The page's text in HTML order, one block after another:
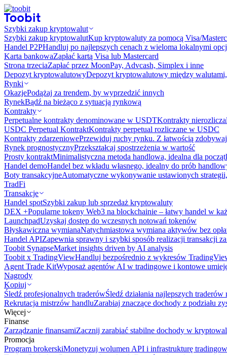
Szybki zakup kryptowalut
Szybki zakup kryptowalutKup kryptowaluty za pomocą Visa/
Handel P2PHandluj po najlepszych cenach z wieloma lokalnymi
Karta bankowaZapłać kartą Visa lub Mastercard
Strona trzeciaZapłać przez MoonPay, Advcash, Simplex i inne
Depozyt kryptowalutowyDepozyt kryptowalutowy między
Rynki
OkazjePodążaj za trendem, by wyprzedzić innych
RynekBądź na bieżąco z sytuacją rynkową
Kontrakty
Perpetualne kontrakty denominowane w USDTKontrakty
USDC Perpetual KontraktKontrakty perpetual rozliczane w USDC
Kontrakty zdarzeniowePrzewiduj ruchy rynku. Z łatwością
Rynek prognostyczny​​Przekształcaj spostrzeżenia w wartość
Prosty kontraktMinimalistyczna metoda handlowa, idealna dla
Handel demoHandel bez wkładu własnego, idealny do prób
Boty transakcyjneAutomatyczne wykonywanie ustawionych
TradFi
Transakcje
Handel spotSzybki zakup lub sprzedaż kryptowaluty
DEX +Popularne tokeny Web3 na blockchainie – łatwy handel w
LaunchpadUzyskaj dostęp do wczesnych notowań tokenów
Błyskawiczna wymianaNatychmiastowa wymiana aktywów bez
Handel APIZapewnia sprawny i szybki sposób realizacji transakcji
Toobit SynapseMarket insights driven by AI analysis
Toobit x TradingViewHandluj bezpośrednio z wykresów
Agent Trade KitWyposaż agentów AI w tradingowe i kontowe
Nagrody
Kopiuj
Śledź profesjonalnych traderówŚledź działania najlepszych traderów
Rekrutacja mistrzów handluZarabiaj znaczące dochody z podziału
Więcej
Finanse
Zarządzanie finansamiZacznij zarabiać stabilne dochody w
Promocja
Program brokerskiMonetyzuj wolumen API i infrastrukturę